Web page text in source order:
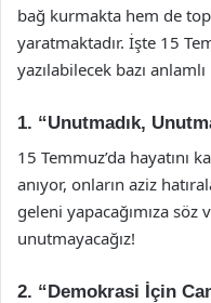
bağ kurmakta hem de
yaratmaktadır. İşte 15
yazılabilecek bazı
1. “Unutmadık,
15 Temmuz’da hayatını
anıyor, onların aziz
geleni yapacağımıza söz
unutmayacağız!
2. “Demokrasi İçin